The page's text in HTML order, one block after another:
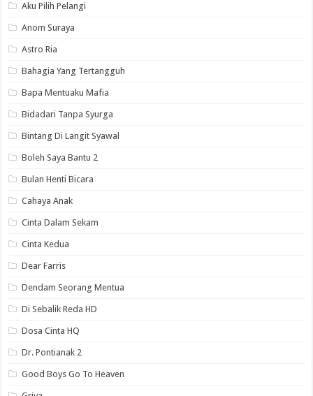
Aku Pilih Pelangi
Anom Suraya
Astro Ria
Bahagia Yang Tertangguh
Bapa Mentuaku Mafia
Bidadari Tanpa Syurga
Bintang Di Langit Syawal
Boleh Saya Bantu 2
Bulan Henti Bicara
Cahaya Anak
Cinta Dalam Sekam
Cinta Kedua
Dear Farris
Dendam Seorang Mentua
Di Sebalik Reda HD
Dosa Cinta HQ
Dr. Pontianak 2
Good Boys Go To Heaven